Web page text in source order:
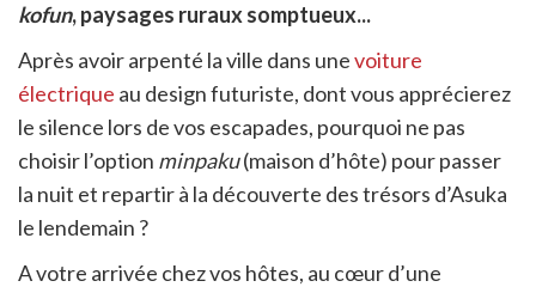
kofun, paysages ruraux somptueux...
Après avoir arpenté la ville dans unevoiture
électrique au design futuriste, dont vous apprécierez
le silence lors de vos escapades, pourquoi ne pas
choisir l’option minpaku(maison d’hôte) pour passer
la nuit et repartir à la découverte des trésors d’Asuka
le lendemain ?
A votre arrivée chez vos hôtes, au cœur d’une